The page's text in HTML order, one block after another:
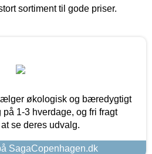
sortiment til gode priser.
økologisk og bæredygtigt
1-3 hverdage, og fri fragt
se deres udvalg.
SagaCopenhagen.dk